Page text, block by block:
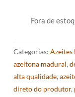
Fora de
Categorias: Azeites
azeitona madural,
alta qualidade,
direto do produtor,